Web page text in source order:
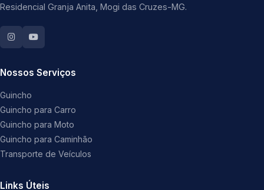
Residencial Granja Anita, Mogi das Cruzes-MG.
Nossos Serviços
Guincho
Guincho para Carro
Guincho para Moto
Guincho para Caminhão
Transporte de Veículos
Links Úteis